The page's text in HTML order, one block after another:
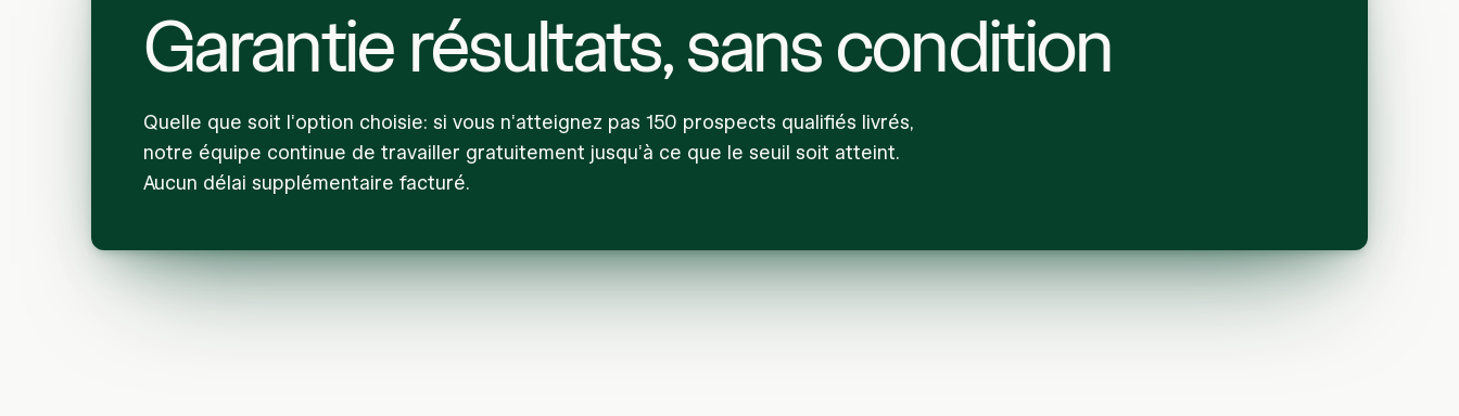
Garantie résultats, sans condition
Quelle que soit l'option choisie: si vous n'atteignez pas 150 prospects qualifiés livrés,
notre équipe continue de travailler gratuitement jusqu'à ce que le seuil soit atteint.
Aucun délai supplémentaire facturé.